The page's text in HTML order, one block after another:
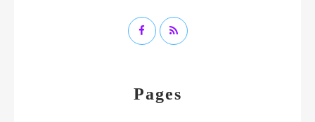
Pages